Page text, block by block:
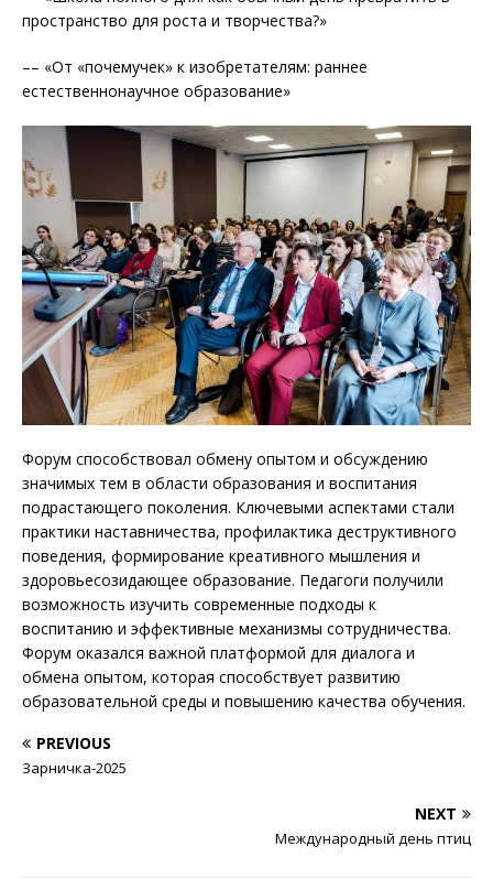
пространство для роста и творчества?»
–– «От «почемучек» к изобретателям: раннее
естественнонаучное образование»
Форум способствовал обмену опытом и обсуждению
значимых тем в области образования и воспитания
подрастающего поколения. Ключевыми аспектами стали
практики наставничества, профилактика деструктивного
поведения, формирование креативного мышления и
здоровьесозидающее образование. Педагоги получили
возможность изучить современные подходы к
воспитанию и эффективные механизмы сотрудничества.
Форум оказался важной платформой для диалога и
обмена опытом, которая способствует развитию
образовательной среды и повышению качества обучения.
PREVIOUS
Зарничка-2025
NEXT
Международный день птиц